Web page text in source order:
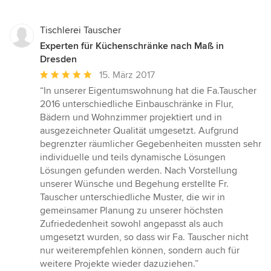
Tischlerei Tauscher
Experten für Küchenschränke nach Maß in
Dresden
Durchschnittliche
Bewertung:
5
von
5
Sternen
15. März 2017
“In unserer Eigentumswohnung hat die Fa.Tauscher
2016 unterschiedliche Einbauschränke in Flur,
Bädern und Wohnzimmer projektiert und in
ausgezeichneter Qualität umgesetzt. Aufgrund
begrenzter räumlicher Gegebenheiten mussten sehr
individuelle und teils dynamische Lösungen
Lösungen gefunden werden. Nach Vorstellung
unserer Wünsche und Begehung erstellte Fr.
Tauscher unterschiedliche Muster, die wir in
gemeinsamer Planung zu unserer höchsten
Zufriededenheit sowohl angepasst als auch
umgesetzt wurden, so dass wir Fa. Tauscher nicht
nur weiterempfehlen können, sondern auch für
weitere Projekte wieder dazuziehen.”